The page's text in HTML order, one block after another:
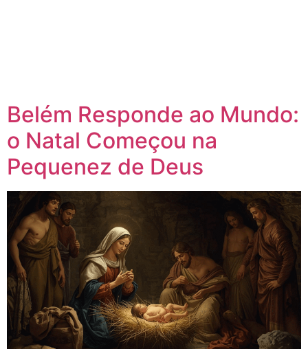
Belém Responde ao Mundo:
o Natal Começou na
Pequenez de Deus